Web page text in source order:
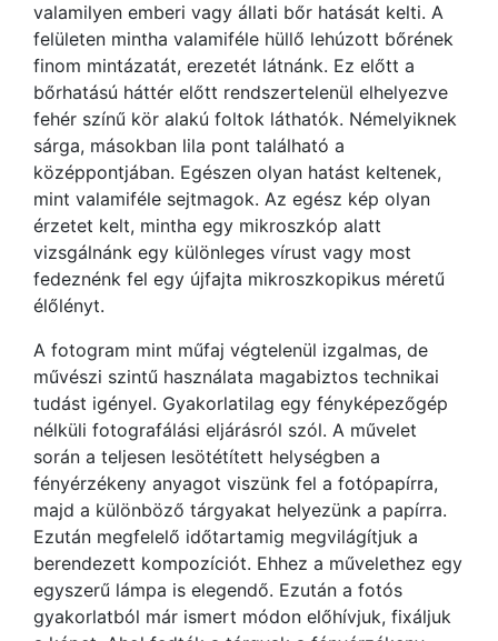
valamilyen emberi vagy állati bőr hatását kelti. A
felületen mintha valamiféle hüllő lehúzott bőrének
finom mintázatát, erezetét látnánk. Ez előtt a
bőrhatású háttér előtt rendszertelenül elhelyezve
fehér színű kör alakú foltok láthatók. Némelyiknek
sárga, másokban lila pont található a
középpontjában. Egészen olyan hatást keltenek,
mint valamiféle sejtmagok. Az egész kép olyan
érzetet kelt, mintha egy mikroszkóp alatt
vizsgálnánk egy különleges vírust vagy most
fedeznénk fel egy újfajta mikroszkopikus méretű
élőlényt.
A fotogram mint műfaj végtelenül izgalmas, de
művészi szintű használata magabiztos technikai
tudást igényel. Gyakorlatilag egy fényképezőgép
nélküli fotografálási eljárásról szól. A művelet
során a teljesen lesötétített helységben a
fényérzékeny anyagot viszünk fel a fotópapírra,
majd a különböző tárgyakat helyezünk a papírra.
Ezután megfelelő időtartamig megvilágítjuk a
berendezett kompozíciót. Ehhez a művelethez egy
egyszerű lámpa is elegendő. Ezután a fotós
gyakorlatból már ismert módon előhívjuk, fixáljuk